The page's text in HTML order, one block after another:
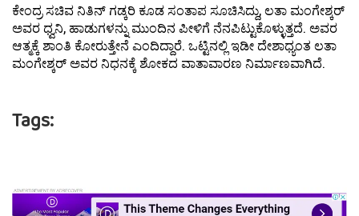
ಕೇಂದ್ರ ಸಚಿವ ನಿತಿನ್ ಗಡ್ಕರಿ ಕೂಡ ಸಂತಾಪ ಸೂಚಿಸಿದ್ದು, ಲತಾ ಮಂಗೇಶ್ಕರ್
ಅವರ ಧ್ವನಿ, ಹಾಡುಗಳನ್ನು ಮುಂದಿನ ಪೀಳಿಗೆ ನೆನಪಿಟ್ಟುಕೊಳ್ಳುತ್ತದೆ. ಅವರ
ಆತ್ಮಕ್ಕೆ ಶಾಂತಿ ಕೋರುತ್ತೇನೆ ಎಂದಿದ್ದಾರೆ. ಒಟ್ಟಿನಲ್ಲಿ ಇಡೀ ದೇಶಾಧ್ಯಂತ ಲತಾ
ಮಂಗೇಶ್ಕರ್ ಅವರ ನಿಧನಕ್ಕೆ ಶೋಕದ ವಾತಾವಾರಣ ನಿರ್ಮಾಣವಾಗಿದೆ.
Tags: